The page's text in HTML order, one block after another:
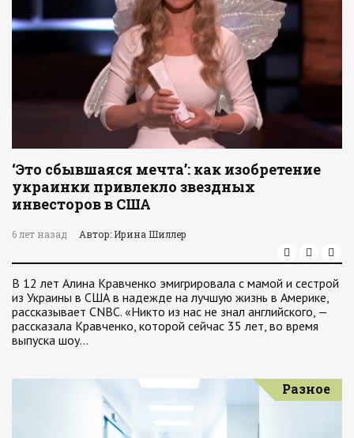
‘Это сбывшаяся мечта’: как изобретение
украинки привлекло звездных
инвесторов в США
6 лет назад Автор: Ирина Шиллер
В 12 лет Алина Кравченко эмигрировала с мамой и сестрой
из Украины в США в надежде на лучшую жизнь в Америке,
рассказывает CNBC. «Никто из нас не знал английского, —
рассказала Кравченко, которой сейчас 35 лет, во время
выпуска шоу…
Разное